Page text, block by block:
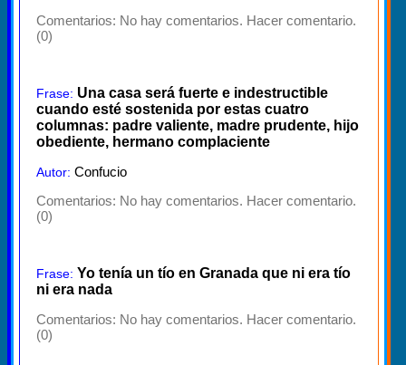
Comentarios: No hay comentarios. Hacer comentario.
(0)
Frase: Una casa será fuerte e indestructible
cuando esté sostenida por estas cuatro
columnas: padre valiente, madre prudente, hijo
obediente, hermano complaciente
Autor: Confucio
Comentarios: No hay comentarios. Hacer comentario.
(0)
Frase: Yo tenía un tío en Granada que ni era tío
ni era nada
Comentarios: No hay comentarios. Hacer comentario.
(0)